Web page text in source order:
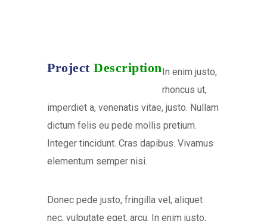
Project DescriptionIn enim justo,
rhoncus ut,
imperdiet a, venenatis vitae, justo. Nullam
dictum felis eu pede mollis pretium.
Integer tincidunt. Cras dapibus. Vivamus
elementum semper nisi.
Donec pede justo, fringilla vel, aliquet
nec, vulputate eget, arcu. In enim justo,